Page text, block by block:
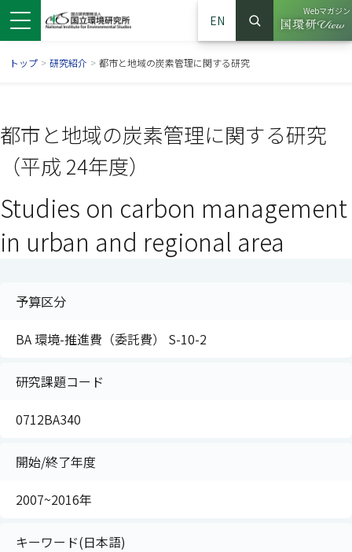
EN
サイト内検索
検索
Webマガジン
（別ウイ
トップ > 研究紹介 > 都市と地域の炭素管理に関する研究
都市と地域の炭素管理に関する研究
（平成 24年度）
Studies on carbon management
in urban and regional area
予算区分
BA 環境-推進費（委託費） S-10-2
研究課題コード
0712BA340
開始/終了年度
2007~2016年
キーワード(日本語)